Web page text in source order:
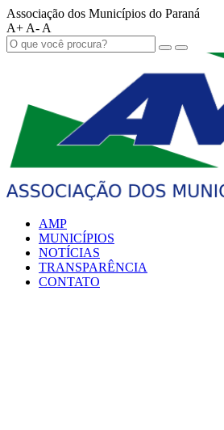
Associação dos Municípios do Paraná
A+ A- A
AMP
MUNICÍPIOS
NOTÍCIAS
TRANSPARÊNCIA
CONTATO